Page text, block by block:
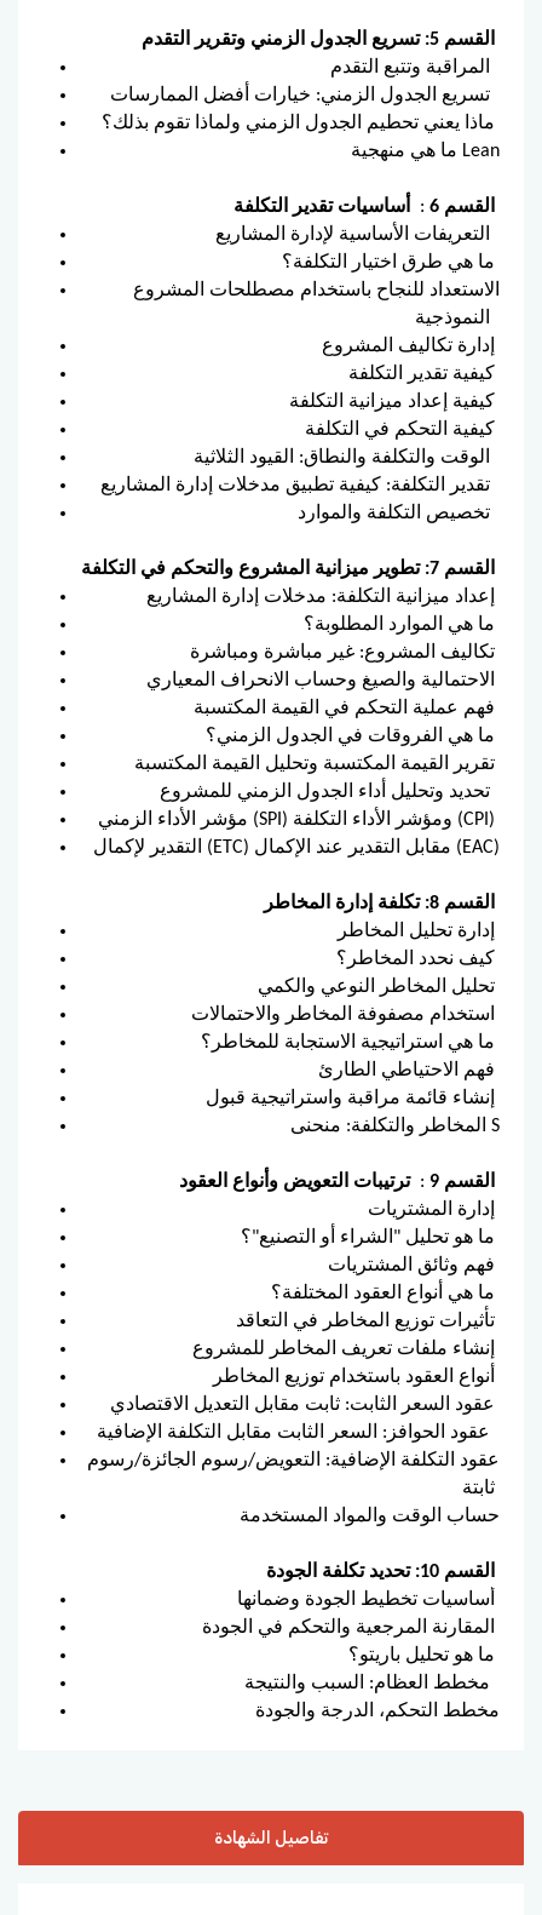
القسم 5: تسريع الجدول الزمني وتقرير التقدم
ماذا يعني تحطيم الجدول الزمني ولماذا تقوم بذلك؟
ما هي منهجية Lean
القسم 6 :
أساسيات تقدير التكلفة
ما هي طرق اختيار التكلفة؟
الاستعداد للنجاح باستخدام مصطلحات المشروع
إدارة تكاليف المشروع
كيفية تقدير التكلفة
كيفية إعداد ميزانية التكلفة
كيفية التحكم في التكلفة
القسم 7: تطوير ميزانية المشروع والتحكم في التكلفة
إعداد ميزانية التكلفة: مدخلات إدارة المشاريع
ما هي الموارد المطلوبة؟
تكاليف المشروع: غير مباشرة ومباشرة
الاحتمالية والصيغ وحساب الانحراف المعياري
فهم عملية التحكم في القيمة المكتسبة
ما هي الفروقات في الجدول الزمني؟
تقرير القيمة المكتسبة وتحليل القيمة المكتسبة
مؤشر الأداء الزمني (SPI) ومؤشر الأداء التكلفة (CPI)
التقدير لإكمال (ETC) مقابل التقدير عند الإكمال (EAC)
القسم 8: تكلفة إدارة المخاطر
إدارة تحليل المخاطر
كيف نحدد المخاطر؟
تحليل المخاطر النوعي والكمي
استخدام مصفوفة المخاطر والاحتمالات
ما هي استراتيجية الاستجابة للمخاطر؟
فهم الاحتياطي الطارئ
إنشاء قائمة مراقبة واستراتيجية قبول
المخاطر والتكلفة: منحنى S
القسم 9 : ترتيبات التعويض وأنواع العقود
إدارة المشتريات
ما هو تحليل "الشراء أو التصنيع"؟
فهم وثائق المشتريات
ما هي أنواع العقود المختلفة؟
تأثيرات توزيع المخاطر في التعاقد
إنشاء ملفات تعريف المخاطر للمشروع
أنواع العقود باستخدام توزيع المخاطر
عقود السعر الثابت: ثابت مقابل التعديل الاقتصادي
عقود التكلفة الإضافية: التعويض/رسوم الجائزة/رسوم
ثابتة
حساب الوقت والمواد المستخدمة
القسم 10: تحديد تكلفة الجودة
أساسيات تخطيط الجودة وضمانها
المقارنة المرجعية والتحكم في الجودة
ما هو تحليل باريتو؟
مخطط التحكم، الدرجة والجودة
تفاصيل الشهادة